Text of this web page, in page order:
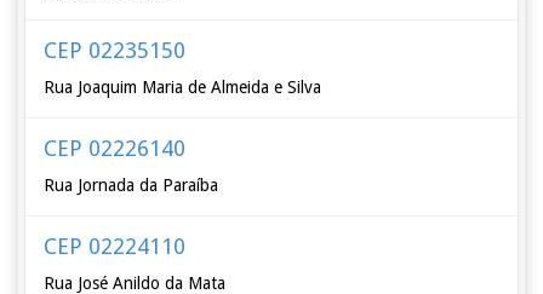
CEP 02235150
Rua Joaquim Maria de Almeida e Silva
CEP 02226140
Rua Jornada da Paraíba
CEP 02224110
Rua José Anildo da Mata